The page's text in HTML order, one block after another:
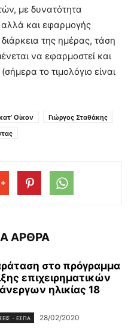
με δυνατότητα
και εφαρμογής
της ημέρας, τάση
να εφαρμοστεί και
το τιμολόγιο είναι
Οίκον
Γιώργος Σταθάκης
ΑΡΘΡΑ
στο πρόγραμμα
επιχειρηματικών
ηλικίας 18
- ΕΣΠΑ 28/02/2020